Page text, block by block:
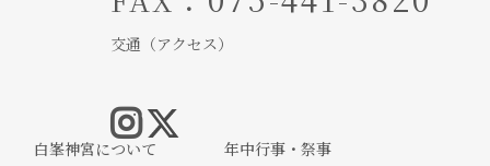
交通（アクセス）
白峯神宮について
年中行事・祭事